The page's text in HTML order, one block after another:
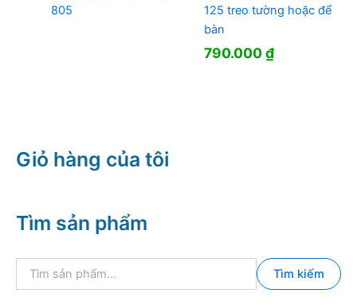
805
125 treo tường hoặc để
bàn
790.000₫
Giỏ hàng của tôi
Tìm sản phẩm
Tìm kiếm